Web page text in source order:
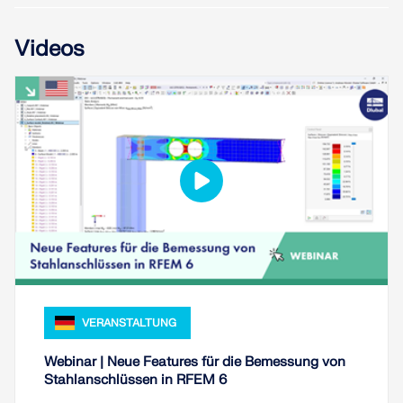
Überholte Produkte
Videos
VERANSTALTUNG
Webinar | Neue Features für die Bemessung von
Stahlanschlüssen in RFEM 6